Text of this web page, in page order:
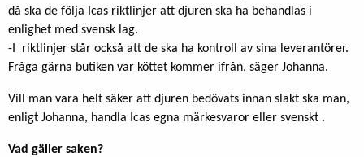
då ska de följa Icas riktlinjer att djuren ska ha behandlas i
enlighet med svensk lag.
-I riktlinjer står också att de ska ha kontroll av sina leverantörer.
Fråga gärna butiken var köttet kommer ifrån, säger Johanna.
Vill man vara helt säker att djuren bedövats innan slakt ska man,
enligt Johanna, handla Icas egna märkesvaror eller svenskt .
Vad gäller saken?